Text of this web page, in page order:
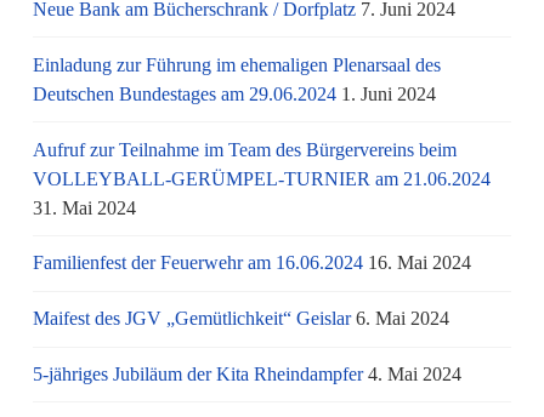
Neue Bank am Bücherschrank / Dorfplatz 7. Juni 2024
Einladung zur Führung im ehemaligen Plenarsaal des
Deutschen Bundestages am 29.06.2024 1. Juni 2024
Aufruf zur Teilnahme im Team des Bürgervereins beim
VOLLEYBALL-GERÜMPEL-TURNIER am 21.06.2024
31. Mai 2024
Familienfest der Feuerwehr am 16.06.2024 16. Mai 2024
Maifest des JGV „Gemütlichkeit“ Geislar 6. Mai 2024
5-jähriges Jubiläum der Kita Rheindampfer 4. Mai 2024